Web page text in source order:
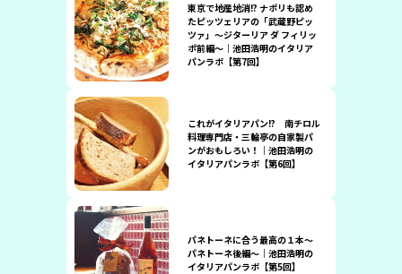
東京で地産地消!? ナポリも認め
たピッツェリアの「武蔵野ピッ
ツァ」〜ジターリア ダ フィリッ
ポ前編〜｜池田浩明のイタリア
パンラボ【第7回】
これがイタリアパン!? 南チロル
料理専門店・三輪亭の自家製パ
ンがおもしろい！｜池田浩明の
イタリアパンラボ【第6回】
パネトーネに合う最高の１本〜
パネトーネ後編〜｜池田浩明の
イタリアパンラボ【第5回】